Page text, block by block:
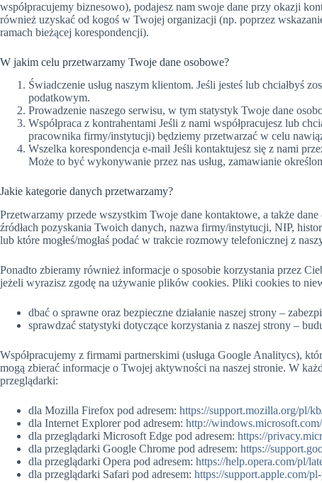
współpracujemy biznesowo), podajesz nam swoje dane przy okazji
również uzyskać od kogoś w Twojej organizacji (np. poprzez
ramach bieżącej korespondencji).
W jakim celu przetwarzamy Twoje dane osobowe?
Świadczenie usług naszym klientom. Jeśli jesteś lub chciałbyś
podatkowym.
Prowadzenie naszego serwisu, w tym statystyk Twoje dane
Współpraca z kontrahentami Jeśli z nami współpracujesz lub
pracownika firmy/instytucji) będziemy przetwarzać w celu
Wszelka korespondencja e-mail Jeśli kontaktujesz się z nami
Może to być wykonywanie przez nas usług, zamawianie
Jakie kategorie danych przetwarzamy?
Przetwarzamy przede wszystkim Twoje dane kontaktowe, a także
źródłach pozyskania Twoich danych, nazwa firmy/instytucji, NIP,
lub które mogłeś/mogłaś podać w trakcie rozmowy telefonicznej z
Ponadto zbieramy również informacje o sposobie korzystania przez
jeżeli wyrazisz zgodę na używanie plików cookies. Pliki cookies to
dbać o sprawne oraz bezpieczne działanie naszej strony –
sprawdzać statystyki dotyczące korzystania z naszej strony –
Współpracujemy z firmami partnerskimi (usługa Google Analitycs),
mogą zbierać informacje o Twojej aktywności na naszej stronie. W
przeglądarki:
dla Mozilla Firefox pod adresem: https://support.mozilla.org/pl/
dla Internet Explorer pod adresem: http://
dla przeglądarki Microsoft Edge pod adresem: https://
dla przeglądarki Google Chrome pod adresem: https://
dla przeglądarki Opera pod adresem: https://help.opera.com/pl/
dla przeglądarki Safari pod adresem: https://support.apple.com/